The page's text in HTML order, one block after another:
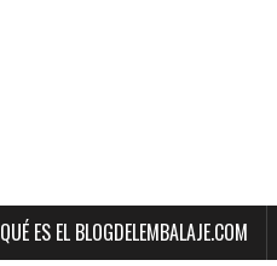
QUÉ ES EL BLOGDELEMBALAJE.COM